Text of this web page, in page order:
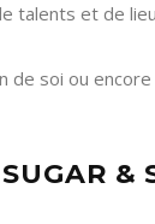
et de
de soi ou
&